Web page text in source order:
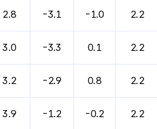
2.8 -3.1 -1.0 2.2
3.0 -3.3 0.1 2.2
3.2 -2.9 0.8 2.2
3.9 -1.2 -0.2 2.2